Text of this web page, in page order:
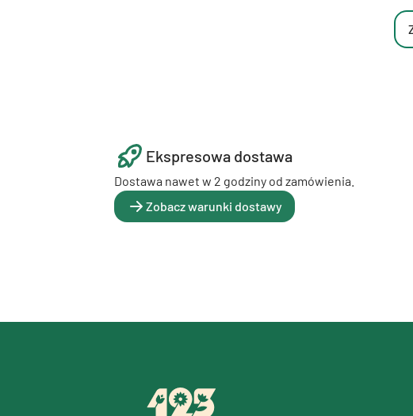
Ekspresowa dostawa
Dostawa nawet w 2 godziny od zamówienia.
Zobacz warunki dostawy